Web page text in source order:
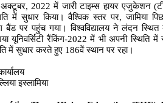
अक्टूबर, 2022 में जारी टाइम्स हायर एजुकेशन
में सुधार किया। वैश्विक स्तर पर,जामिया
बैंड पर पहुंच गया। विश्वविद्यालय ने लंदन स्थित
यूनिवर्सिटी रैंकिंग-2022 में भी अपनी स्थिति में
में सुधार करते हुए 186वें स्थान पर रहा।
इस्लामिया